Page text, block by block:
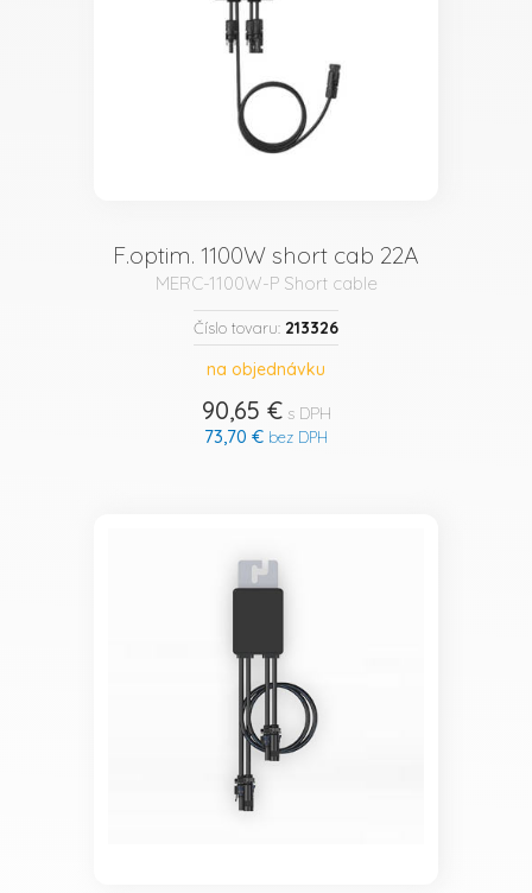
F.optim. 1100W short cab 22A
MERC-1100W-P Short cable
Číslo tovaru: 213326
na objednávku
90,65 €s DPH
73,70 € bez DPH